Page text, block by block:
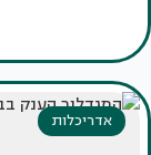
אדריכלות